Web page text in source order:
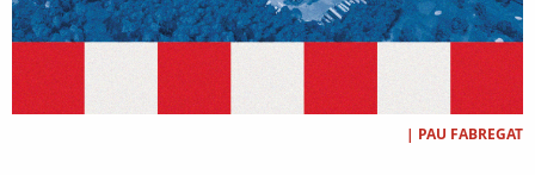
| PAU FABREGAT